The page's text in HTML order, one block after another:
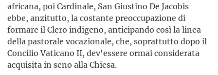
africana, poi Cardinale, San Giustino De Jacobis
ebbe, anzitutto, la costante preoccupazione di
formare il Clero indigeno, anticipando così la linea
della pastorale vocazionale, che, soprattutto dopo il
Concilio Vaticano II, dev'essere ormai considerata
acquisita in seno alla Chiesa.